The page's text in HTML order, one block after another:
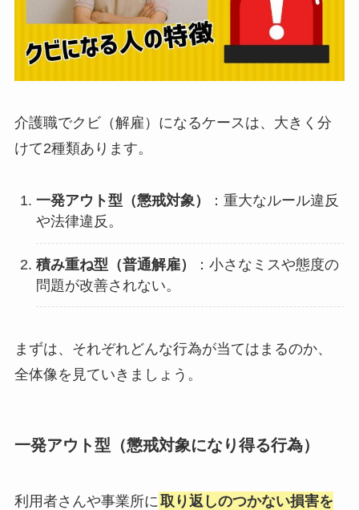
介護職でクビ（解雇）になるケースは、大きく分
けて2種類あります。
一発アウト型（懲戒対象）
：重大なルール違反
や法律違反。
積み重ね型（普通解雇）
：小さなミスや態度の
問題が改善されない。
まずは、それぞれどんな行為が当てはまるのか、
全体像を見ていきましょう。
一発アウト型（懲戒対象になり得る行為）
利用者さんや事業所に 取り返しのつかない損害を